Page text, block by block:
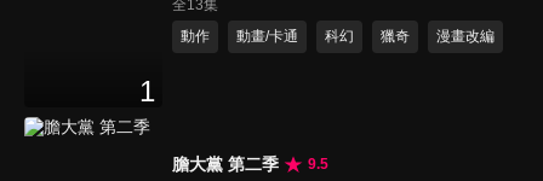
1
全13集
動作
動畫/卡通 科幻 獵奇 漫畫改編
膽大黨 第二季
9.5